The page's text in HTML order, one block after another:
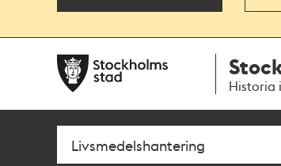
navigationen
huvudinnehållet
Historia
Sök